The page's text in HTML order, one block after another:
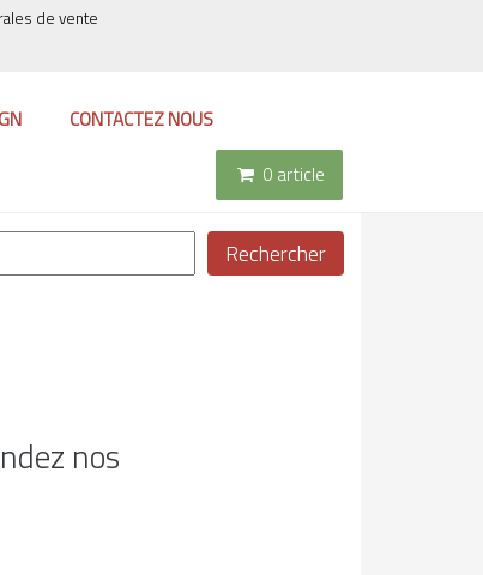
de vente
CONTACTEZ NOUS
0 article
Rechercher
nos